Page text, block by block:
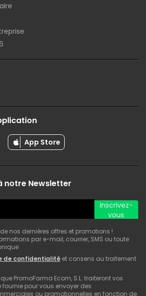
App Store
notre Newsletter
Inscrivez-
vous
nos dernières offres et promotions !
par e-mail, courrier, SMS ou toute
de confidentialité et consens au traitement
PromoFarma Ecom, S.L. traiteront vos
pour vous envoyer des
ou promotionnelles en fonction de